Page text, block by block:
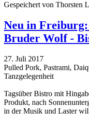
Gespeichert von Thorsten
Neu in
Bruder Wolf -
27. Juli 2017
Pulled Pork, Pastrami,
Tanzgelegenheit
Tagsüber Bistro mit
Produkt, nach
in der Musik und Laster